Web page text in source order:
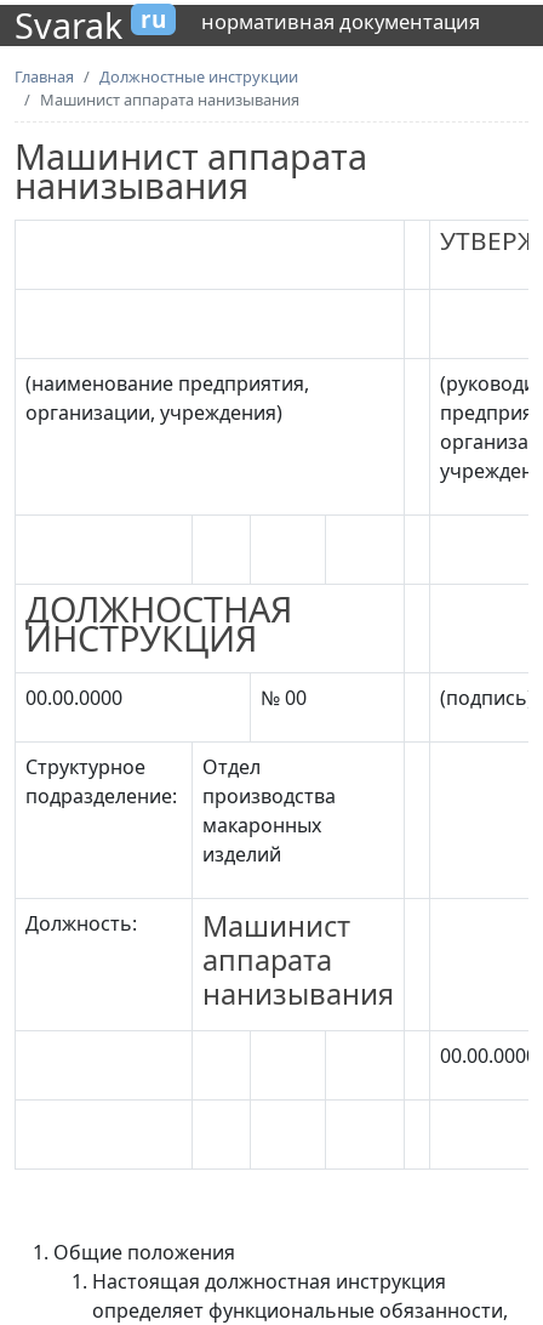
Svarak ru нормативная документация
Главная
Должностные инструкции
Машинист аппарата нанизывания
Машинист аппарата
нанизывания
(наименование предприятия,
организации, учреждения)
ДОЛЖНОСТНАЯ
ИНСТРУКЦИЯ
00.00.0000 № 00 (подпись)
Структурное
подразделение:
Отдел
производства
макаронных
изделий
Должность:
Машинист
аппарата
нанизывания
00.00.0000
Общие положения
Настоящая должностная инструкция
определяет функциональные обязанности,